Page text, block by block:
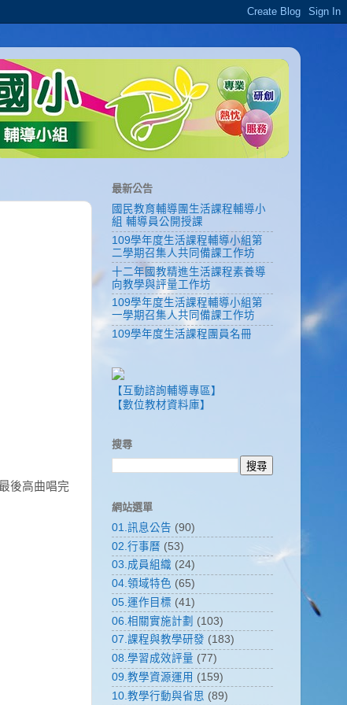
後高曲唱完
最新公告
國民教育輔導團生活課程輔導小
組 輔導員公開授課
109學年度生活課程輔導小組第
二學期召集人共同備課工作坊
十二年國教精進生活課程素養導
向教學與評量工作坊
109學年度生活課程輔導小組第
一學期召集人共同備課工作坊
109學年度生活課程團員名冊
【互動諮詢輔導專區】
【數位教材資料庫】
搜尋
網站選單
01.訊息公告 (90)
02.行事曆 (53)
03.成員組織 (24)
04.領域特色 (65)
05.運作目標 (41)
06.相關實施計劃 (103)
07.課程與教學研發 (183)
08.學習成效評量 (77)
09.教學資源運用 (159)
10.教學行動與省思 (89)